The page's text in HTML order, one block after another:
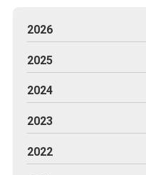
2026
2025
2024
2023
2022